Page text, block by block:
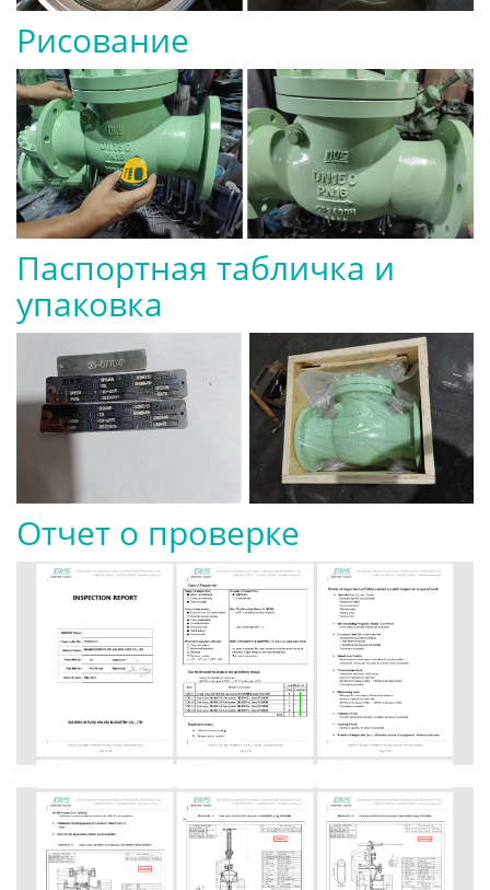
Рисование
Паспортная табличка и
упаковка
Отчет о проверке